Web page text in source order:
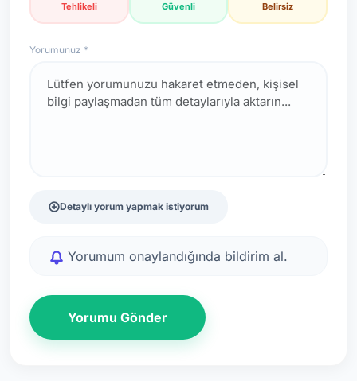
Tehlikeli Güvenli Belirsiz
Yorumunuz *
Detaylı yorum yapmak istiyorum
Yorumum onaylandığında bildirim al.
Yorumu Gönder